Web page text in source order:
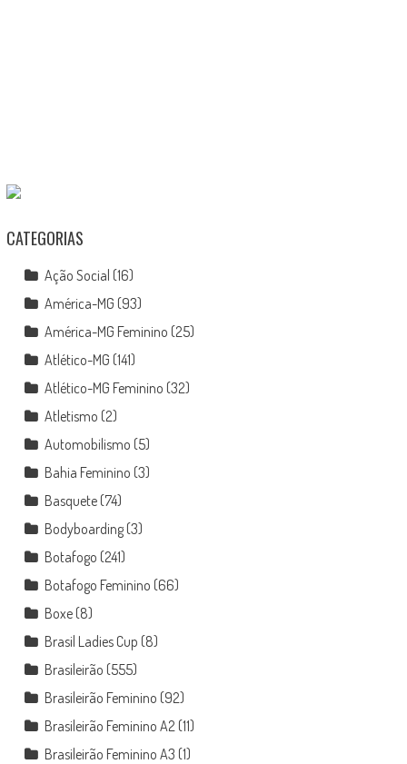
CATEGORIAS
Ação Social (16)
América-MG (93)
América-MG Feminino (25)
Atlético-MG (141)
Atlético-MG Feminino (32)
Atletismo (2)
Automobilismo (5)
Bahia Feminino (3)
Basquete(74)
Bodyboarding(3)
Botafogo (241)
Botafogo Feminino (66)
Boxe(8)
Brasil Ladies Cup (8)
Brasileirão (555)
Brasileirão Feminino (92)
Brasileirão Feminino A2 (11)
Brasileirão Feminino A3 (1)